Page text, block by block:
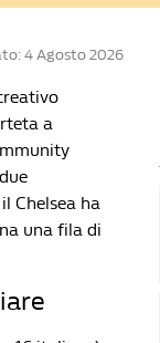
4 Agosto 2026
a
Chelsea ha
una fila di